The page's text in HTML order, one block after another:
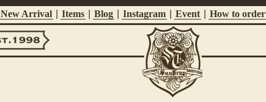
New Arrival Items Blog Instagram Event How to order